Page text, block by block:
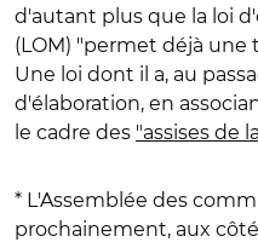
d'autant plus que la loi
(LOM) "permet déjà une
Une loi dont il a, au
d'élaboration, en
le cadre des "assises de
* L'Assemblée des
prochainement, aux